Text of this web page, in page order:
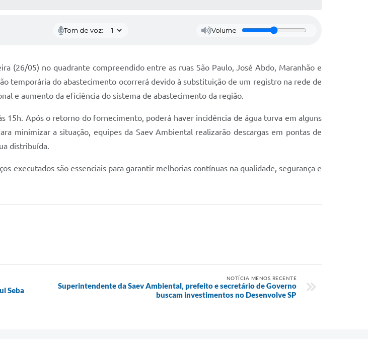
Tom de voz: Volume
(26/05) no quadrante compreendido entre as ruas São Paulo, José Abdo, Maranhão e
temporária do abastecimento ocorrerá devido à substituição de um registro na rede de
e aumento da eficiência do sistema de abastecimento da região.
15h. Após o retorno do fornecimento, poderá haver incidência de água turva em alguns
minimizar a situação, equipes da Saev Ambiental realizarão descargas em pontas de
distribuída.
executados são essenciais para garantir melhorias contínuas na qualidade, segurança e
Seba
NOTÍCIA MENOS RECENTE
Superintendente da Saev Ambiental, prefeito e secretário de Governo
buscam investimentos no Desenvolve SP